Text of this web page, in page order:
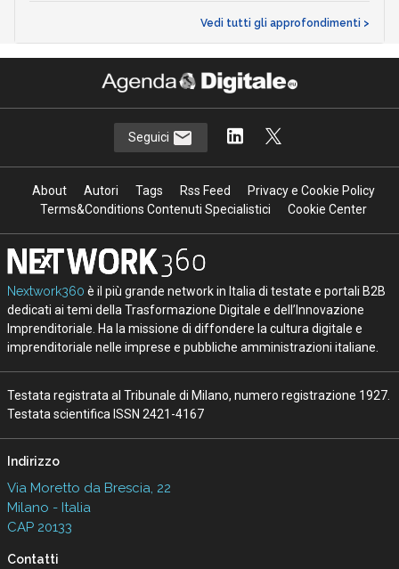
Vedi tutti gli approfondimenti >
Seguici
About Autori Tags Rss Feed
Privacy e Cookie Policy
Terms&Conditions Contenuti Specialistici
Cookie Center
Nextwork360 è il più grande network in Italia di testate e portali B2B
dedicati ai temi della Trasformazione Digitale e dell’Innovazione
Imprenditoriale. Ha la missione di diffondere la cultura digitale e
imprenditoriale nelle imprese e pubbliche amministrazioni italiane.
Testata registrata al Tribunale di Milano, numero registrazione 1927.
Testata scientifica ISSN 2421-4167
Indirizzo
Via Moretto da Brescia, 22
Milano - Italia
CAP 20133
Contatti